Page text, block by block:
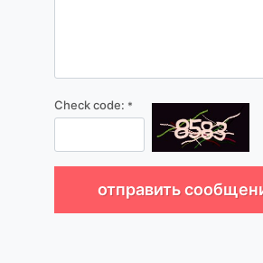
Check code: *
отправить